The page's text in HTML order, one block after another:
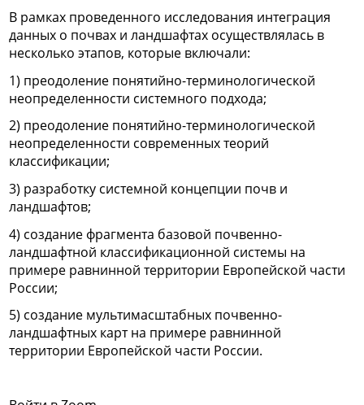
В рамках проведенного исследования интеграция
данных о почвах и ландшафтах осуществлялась в
несколько этапов, которые включали:
1) преодоление понятийно-терминологической
неопределенности системного подхода;
2) преодоление понятийно-терминологической
неопределенности современных теорий
классификации;
3) разработку системной концепции почв и
ландшафтов;
4) создание фрагмента базовой почвенно-
ландшафтной классификационной системы на
примере равнинной территории Европейской части
России;
5) создание мультимасштабных почвенно-
ландшафтных карт на примере равнинной
территории Европейской части России.